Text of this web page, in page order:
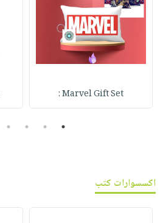
Marvel Gift Set :
1
2
3
4
اكسسوارات كتب